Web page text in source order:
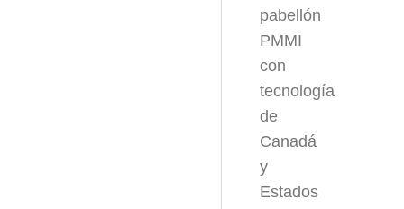
pabellón
PMMI
con
tecnología
de
Canadá
y
Estados